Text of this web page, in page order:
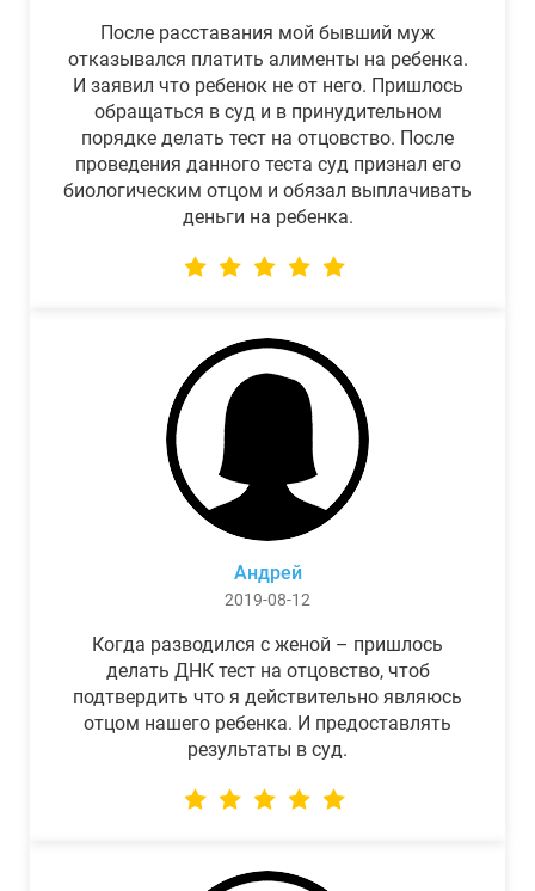
После расставания мой бывший муж
отказывался платить алименты на ребенка.
И заявил что ребенок не от него. Пришлось
обращаться в суд и в принудительном
порядке делать тест на отцовство. После
проведения данного теста суд признал его
биологическим отцом и обязал выплачивать
деньги на ребенка.
Андрей
2019-08-12
Когда разводился с женой – пришлось
делать ДНК тест на отцовство, чтоб
подтвердить что я действительно являюсь
отцом нашего ребенка. И предоставлять
результаты в суд.